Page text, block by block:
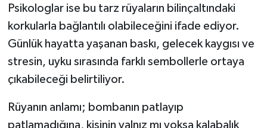
Psikologlar ise bu tarz rüyaların bilinçaltındaki
korkularla bağlantılı olabileceğini ifade ediyor.
Günlük hayatta yaşanan baskı, gelecek kaygısı ve
stresin, uyku sırasında farklı sembollerle ortaya
çıkabileceği belirtiliyor.
Rüyanın anlamı; bombanın patlayıp
patlamadığına, kişinin yalnız mı yoksa kalabalık